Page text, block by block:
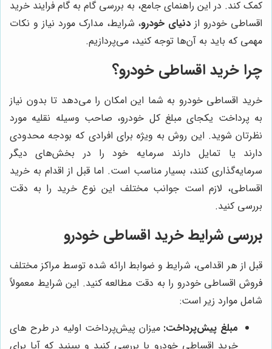
کمک کند. در این راهنمای جامع، به بررسی گام به گام فرایند خرید
اقساطی خودرو از دنیای خودرو، شرایط، مدارک مورد نیاز و نکات
مهمی که باید به آن‌ها توجه کنید، می‌پردازیم.
چرا خرید اقساطی خودرو؟
خرید اقساطی خودرو به شما این امکان را می‌دهد تا بدون نیاز
به پرداخت یکجای مبلغ کل خودرو، صاحب وسیله نقلیه مورد
نظرتان شوید. این روش به ویژه برای افرادی که بودجه محدودی
دارند یا تمایل دارند سرمایه خود را در بخش‌های دیگر
سرمایه‌گذاری کنند، بسیار مناسب است. اما قبل از اقدام به خرید
اقساطی، لازم است جوانب مختلف این نوع خرید را به دقت
بررسی کنید.
بررسی شرایط خرید اقساطی خودرو
قبل از هر اقدامی، شرایط و ضوابط ارائه شده توسط مراکز مختلف
فروش اقساطی خودرو را به دقت مطالعه کنید. این شرایط معمولاً
شامل موارد زیر است:
مبلغ پیش‌پرداخت: میزان پیش‌پرداخت اولیه در طرح های
خرید اقساطی خودرو با بررسی کنید و ببینید که آیا برای